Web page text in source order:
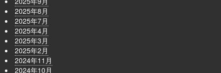
2025年8月
2025年7月
2025年4月
2025年3月
2025年2月
2024年11月
2024年10月